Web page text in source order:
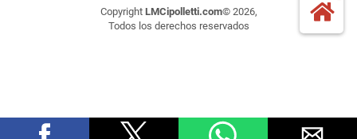
Copyright LMCipolletti.com© 2026,
Todos los derechos reservados